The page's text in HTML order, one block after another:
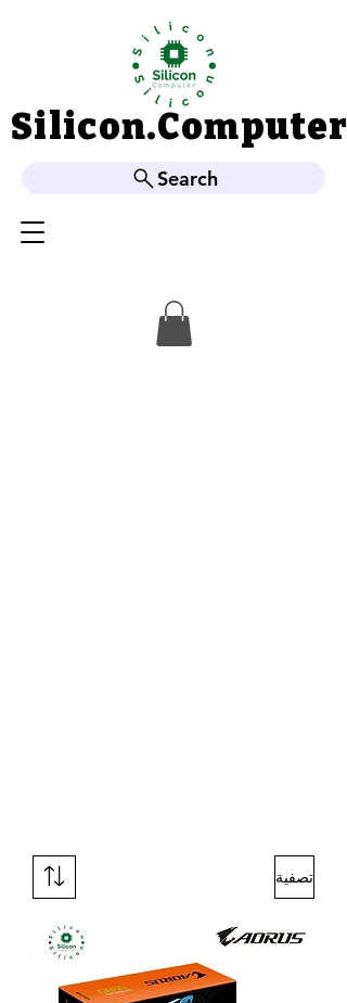
Silicon.Computer
Silicon.Computer
Search
تصفية